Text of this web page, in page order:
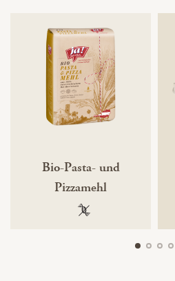
Bio-Pasta- und
Pizzamehl
100 % gentechnikfrei